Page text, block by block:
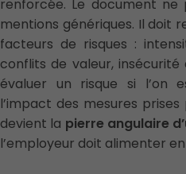
renforcée. Le document
mentions génériques. Il doit
facteurs de risques :
conflits de valeur,
évaluer un risque si l’on
l’impact des mesures prises
devient la pierre angulaire
l’employeur doit alimenter